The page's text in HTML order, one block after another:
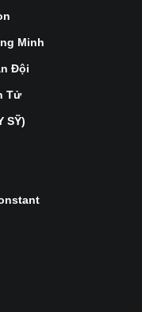
Minh
Đội
Tử
SỸ)